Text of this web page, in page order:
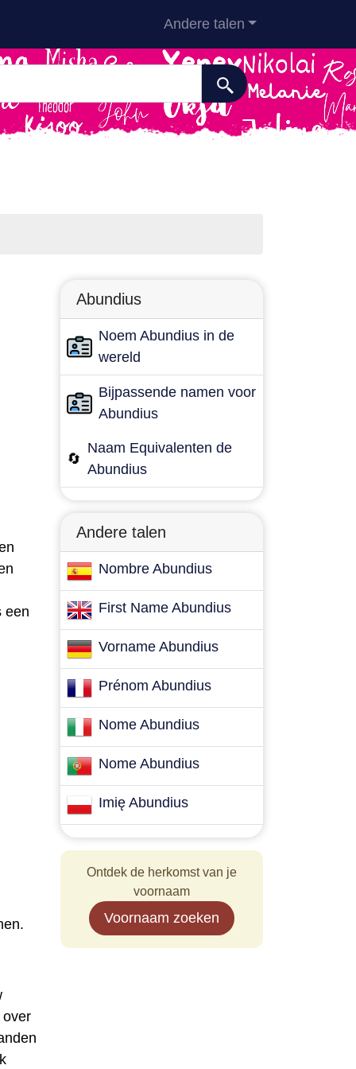
Andere talen
een
over
Abundius
Noem Abundius in de
wereld
Bijpassende namen voor
Abundius
🔄
Naam Equivalenten de
Abundius
Andere talen
Nombre Abundius
First Name Abundius
Vorname Abundius
Prénom Abundius
Nome Abundius
Nome Abundius
Imię Abundius
Ontdek de herkomst van je
voornaam
Voornaam zoeken